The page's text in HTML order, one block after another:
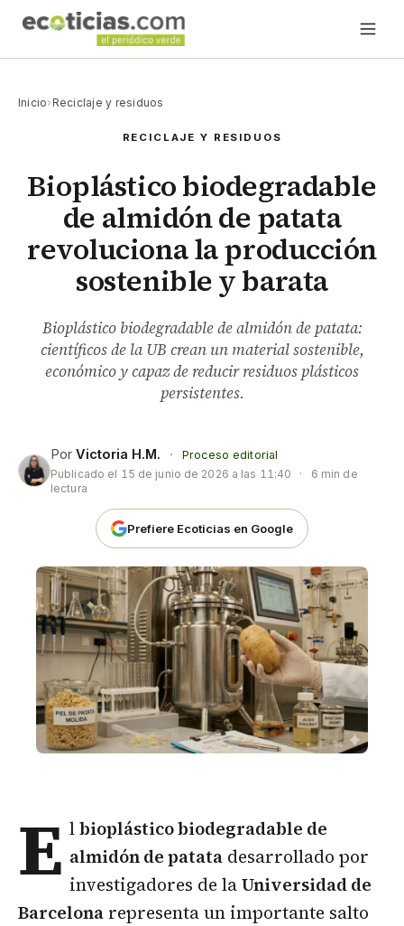
Inicio› Reciclaje y residuos
RECICLAJE Y RESIDUOS
Bioplástico biodegradable
de almidón de patata
revoluciona la producción
sostenible y barata
Bioplástico biodegradable de almidón de patata:
científicos de la UB crean un material sostenible,
económico y capaz de reducir residuos plásticos
persistentes.
Por Victoria H.M. ·
Proceso editorial
Publicado el 15 de junio de 2026 a las 11:40 ·
6 min de
lectura
Prefiere Ecoticias en Google
E lbioplásticobiodegradable de
almidón de patata desarrollado por
investigadores de laUniversidad de
Barcelona representa un importante salto